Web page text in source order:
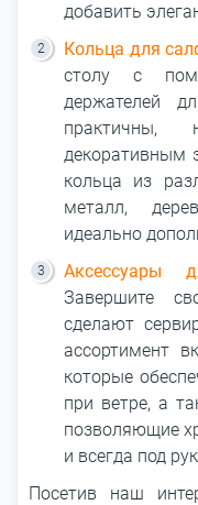
добавить
Кольца для
столу с
держателей
декоративным
кольца из
металл,
идеально
Аксессуары
Завершите
сделают
ассортимент
которые
при ветре, а
позволяющие
и всегда под
Посетив наш